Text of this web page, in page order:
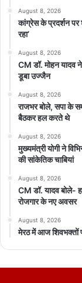
August 8, 2026
कांग्रेस के प्रदर्शन
रहा’
August 8, 2026
CM डॉ. मोहन यादव
डूबा उज्जैन
August 8, 2026
राजभर बोले, सपा के
बैठकर हल करते थे
August 8, 2026
मुख्यमंत्री योगी ने
की सांकेतिक चाबियां
August 8, 2026
CM डॉ. यादव बोले-
रोजगार के नए अवसर
August 8, 2026
मेरठ में आज शिवभक्तों